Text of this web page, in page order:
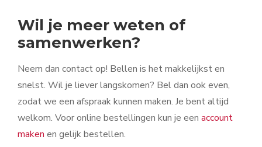
Wil je meer weten of
samenwerken?
Neem dan contact op! Bellen is het makkelijkst en
snelst. Wil je liever langskomen? Bel dan ook even,
zodat we een afspraak kunnen maken. Je bent altijd
welkom. Voor online bestellingen kun je een account
maken en gelijk bestellen.